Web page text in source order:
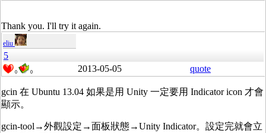
Thank you. I'll try it again.
eliu
5
0 0 2013-05-05 quote
gcin 在 Ubuntu 13.04 如果是用 Unity 一定要用 Indicator icon 才會
顯示。
gcin-tool→外觀設定→面板狀態→Unity Indicator。設定完就會立